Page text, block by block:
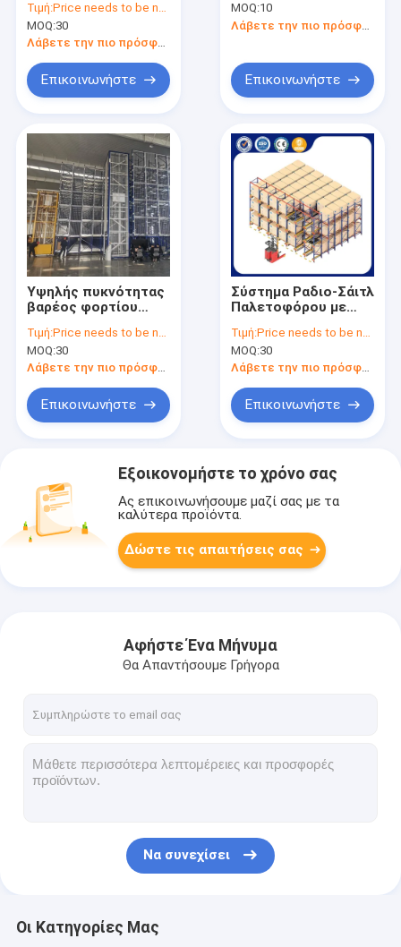
ρυθμιζόμενη
αποθήκευση υψηλής
πυκνότητας,
μέγεθος
Τιμή:Price needs to be negotiated
MOQ:30
Λάβετε την πιο πρόσφατη τιμή
Επικοινωνήστε
1000kg, ράφια
μεταφοράς δύο και
MOQ:10
Επικοινωνήστε
Υψηλής πυκνότητας
βαρέος φορτίου
διαστημική
διαχείριση
αποθεμάτων
Τιμή:Price needs to be negotiated
MOQ:30
Λάβετε την πιο πρόσφατη τιμή
Επικοινωνήστε
Σύστημα Ραδιο-Σάιτλ
Παλετοφόρου με
Διάβρωση,
Σχεδιασμός βαρέως
τύπου, Πολλαπλά
Τιμή:Price needs to be negotiated
MOQ:30
Λάβετε την πιο πρόσφατη τιμή
Επικοινωνήστε
Εξοικονομήστε το χρόνο σας
Ας επικοινωνήσουμε μαζί σας με τα
καλύτερα προϊόντα.
Δώστε τις απαιτήσεις σας
Αφήστε Ένα Μήνυμα
Θα Απαντήσουμε Γρήγορα
Να συνεχίσει
Οι Κατηγορίες Μας